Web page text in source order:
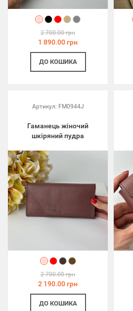
2 700.00 грн
1 890.00 грн
ДО КОШИКА
Артикул: FM0944J
Гаманець жіночий
шкіряний пудра
2 700.00 грн
2 190.00 грн
ДО КОШИКА